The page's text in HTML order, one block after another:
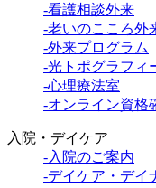
-看護相談外来
-老いのこころ外
-外来プログラム
-光トポグラフィ
-心理療法室
-オンライン資格
入院・デイケア
-入院のご案内
-デイケア・デイ